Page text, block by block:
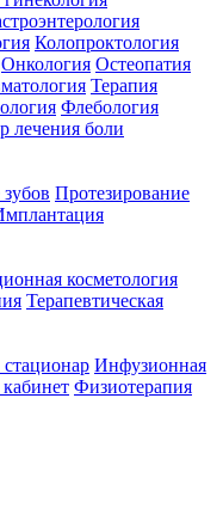
Колопроктология
Онкология Остеопатия
Терапия
Флебология
лечения боли
Протезирование
косметология
Терапевтическая
Инфузионная
Физиотерапия